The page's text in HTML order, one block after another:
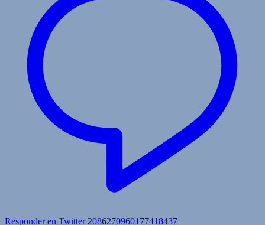
Responder en Twitter 2086270960177418437